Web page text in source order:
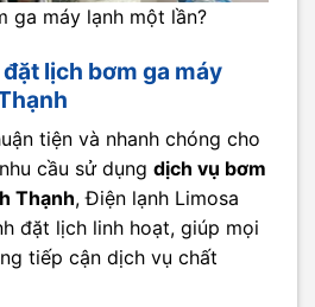
ga máy lạnh một lần?
lịch bơm ga máy
tiện và nhanh chóng cho
cầu sử dụng dịch vụ bơm
Thạnh, Điện lạnh Limosa
đặt lịch linh hoạt, giúp mọi
tiếp cận dịch vụ chất